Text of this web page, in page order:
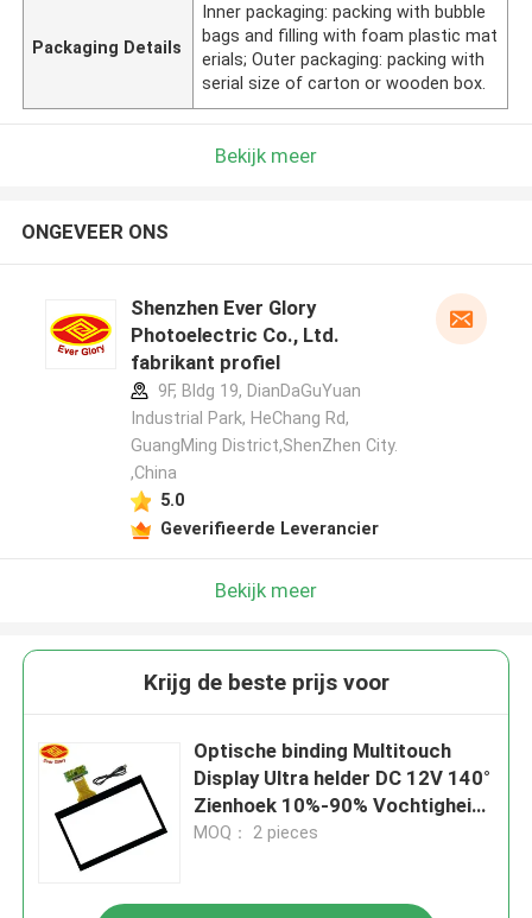
Packaging Details
Inner packaging: packing with bubble
bags and filling with foam plastic mat
erials; Outer packaging: packing with
serial size of carton or wooden box.
Bekijk meer
ONGEVEER ONS
Shenzhen Ever Glory
Photoelectric Co., Ltd.
fabrikant profiel
9F, Bldg 19, DianDaGuYuan
Industrial Park, HeChang Rd,
GuangMing District,ShenZhen City.
,China
5.0
Geverifieerde Leverancier
Bekijk meer
Krijg de beste prijs voor
Optische binding Multitouch
Display Ultra helder DC 12V 140°
Zienhoek 10%-90% Vochtigheid
-10-60°C
MOQ： 2 pieces